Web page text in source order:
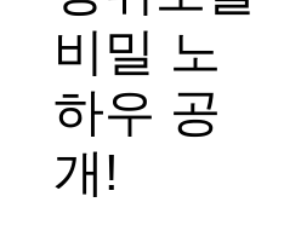
비밀 노
하우 공
개!